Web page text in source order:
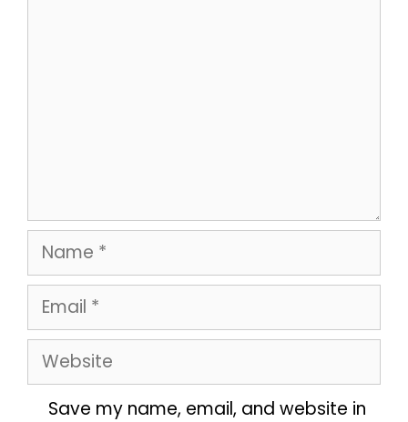
Name
Email
Website
Save my name, email, and website in